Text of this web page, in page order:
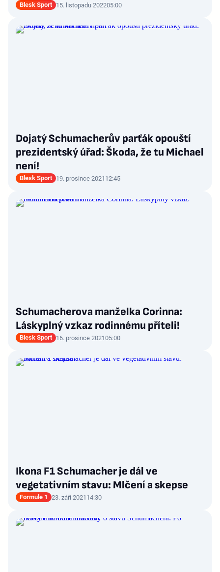
Blesk Sport 15. listopadu 202205:00
Dojatý Schumacherův parťák opouští
prezidentský úřad: Škoda, že tu Michael
není!
Blesk Sport 19. prosince 2021 12:45
Schumacherova manželka Corinna:
Láskyplný vzkaz rodinnému příteli!
Blesk Sport 16. prosince 202105:00
Ikona F1 Schumacher je dál ve
vegetativním stavu: Mlčení a skepse
Formule 1 23. září 2021 14:30